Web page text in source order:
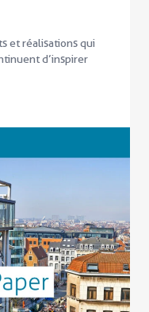
et réalisations qui
d’inspirer